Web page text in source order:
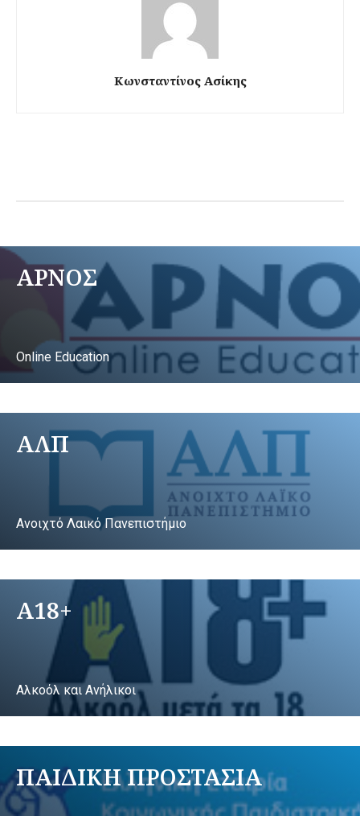
Κωνσταντίνος Ασίκης
ΑΡΝΟΣ
Online Education
ΑΛΠ
Ανοιχτό Λαικό Πανεπιστήμιο
A18+
Αλκοόλ και Ανήλικοι
ΠΑΙΔΙΚΗ ΠΡΟΣΤΑΣΙΑ